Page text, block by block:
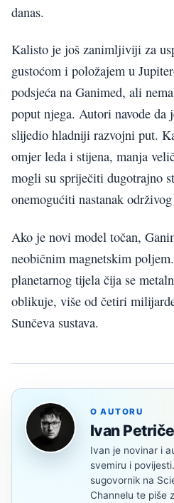
danas.
Kalisto je još zanimljiviji za
gustoćom i položajem u
podsjeća na Ganimed, ali
poput njega. Autori navode
slijedio hladniji razvojni put.
omjer leda i stijena, manja
mogli su spriječiti dugotrajno
onemogućiti nastanak
Ako je novi model točan,
neobičnim magnetskim
planetarnog tijela čija se
oblikuje, više od četiri
Sunčeva sustava.
O AUTORU
Ivan
Ivan je novinar i
svemiru i
sugovornik na
Channelu te piše